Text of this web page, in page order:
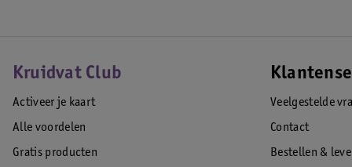
Kruidvat Club
Activeer je kaart
Alle voordelen
Gratis producten
Veelgestelde
Contact
Bestellen &